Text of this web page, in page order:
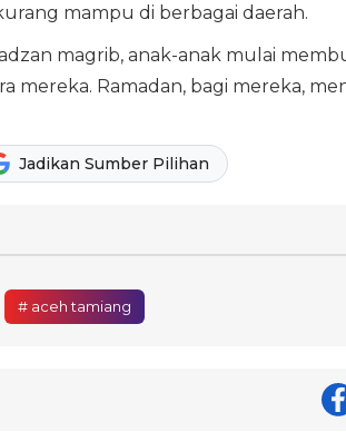
mampu di berbagai daerah.
magrib, anak-anak mulai
mereka. Ramadan, bagi mereka,
Jadikan Sumber Pilihan
# aceh tamiang